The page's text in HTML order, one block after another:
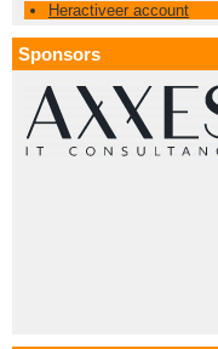
Heractiveer account
Sponsors